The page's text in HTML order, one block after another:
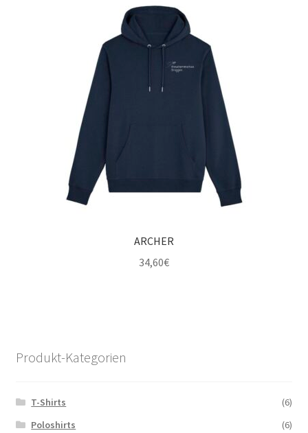
ARCHER
34,60€
Produkt-Kategorien
T-Shirts
(6)
Poloshirts
(6)